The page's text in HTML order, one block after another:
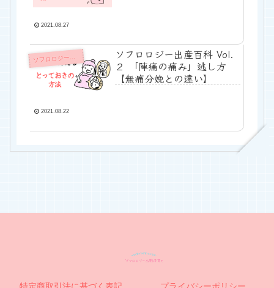
2021.08.27
ソ
フロロジー出産
ソフロロジー出産百科 Vol.
２ 「陣痛の痛み」逃し方
【無痛分娩との違い】
2021.08.22